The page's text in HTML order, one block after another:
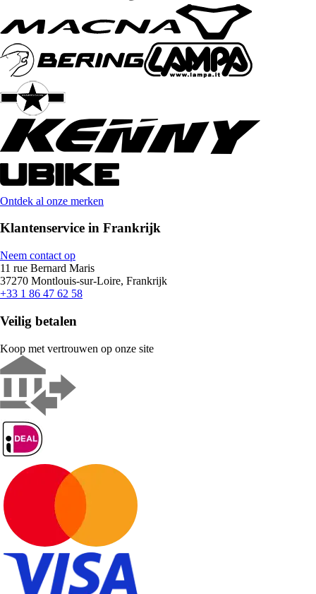
Ontdek al onze merken
Klantenservice in Frankrijk
Neem contact op
11 rue Bernard Maris
37270 Montlouis-sur-Loire, Frankrijk
+33 1 86 47 62 58
Veilig betalen
Koop met vertrouwen op onze site